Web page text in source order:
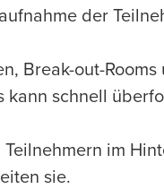
der
Break-out-
kann schnell
im
sie.